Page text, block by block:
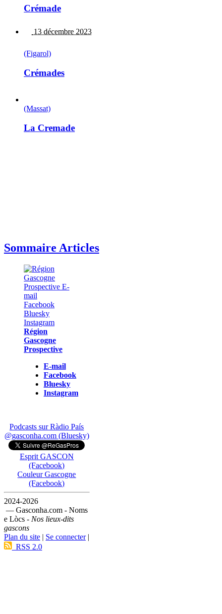
Crémade
13 décembre 2023
(Figarol)
Crémades
(Massat)
La Cremade
Sommaire Articles
Région
Gascogne
Prospective
E-mail
Facebook
Bluesky
Instagram
Podcasts sur Ràdio País
@gasconha.com (Bluesky)
Esprit GASCON
(Facebook)
Couleur Gascogne
(Facebook)
2024-2026
— Gasconha.com - Noms
e Lòcs - Nos lieux-dits
gascons
Plan du site | Se connecter|
RSS 2.0